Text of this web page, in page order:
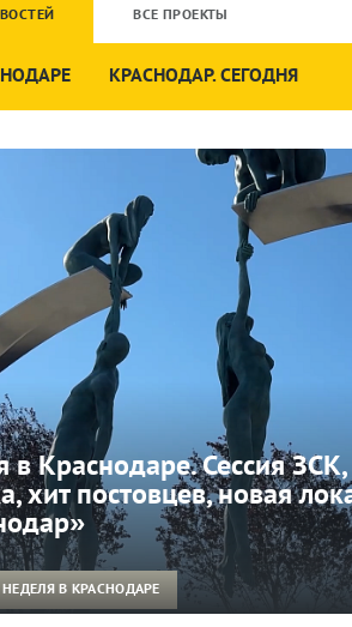
ВСЕ ПРОЕКТЫ
КРАСНОДАР. СЕГОДНЯ
в Краснодаре. Сессия
хит постовцев, новая
НЕДЕЛЯ В КРАСНОДАРЕ